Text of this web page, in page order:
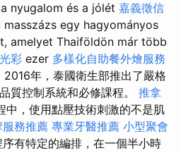
nyugalom és a jólét 嘉義徵信
egy hagyományos
amelyet Thaiföldön már több
彩 ezer 多樣化自助餐外燴服務
年，泰國衛生部推出了嚴格
質控制系統和必修課程。 推拿
中，使用點壓技術刺激的不是肌
務推薦 專業牙醫推薦 小型聚會
有特定的編排，在一個半小時​​